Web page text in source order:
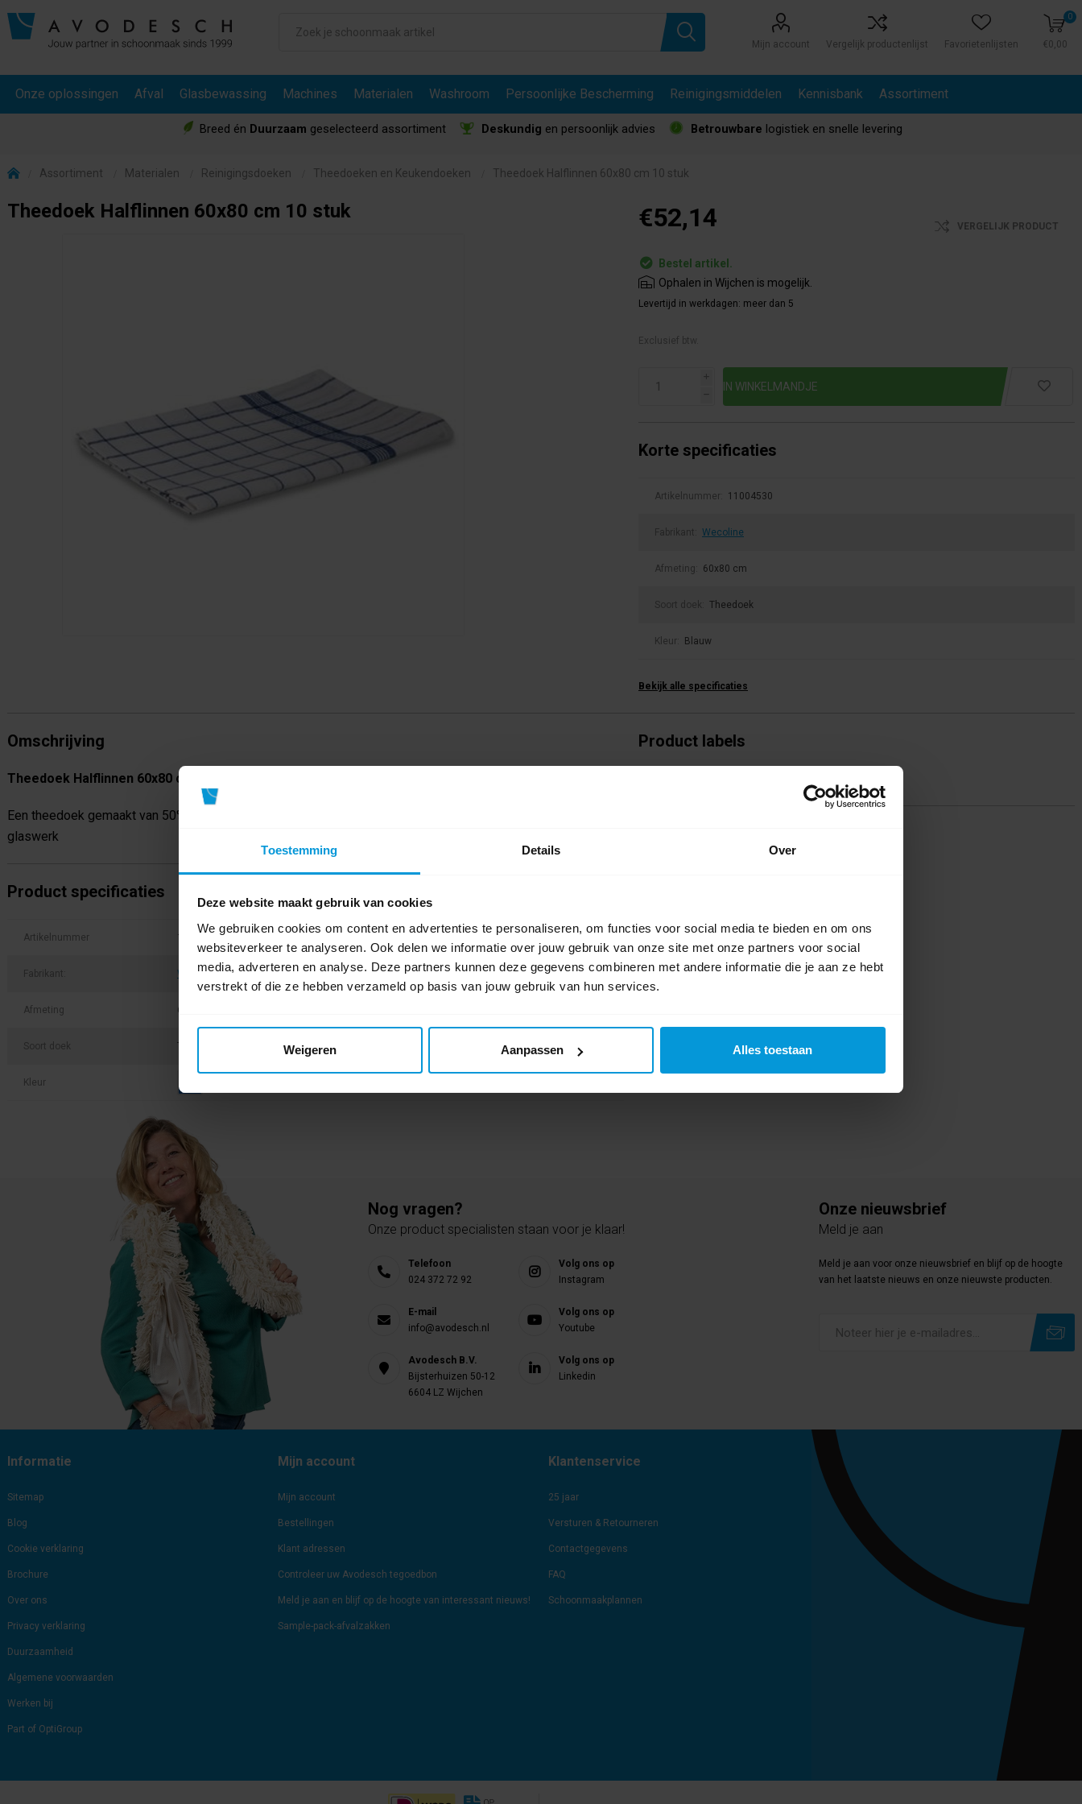
Toestemming Details Over
Deze website maakt gebruik van cookies
We gebruiken cookies om content en advertenties te personaliseren, om functies voor social media te bieden en om ons
websiteverkeer te analyseren. Ook delen we informatie over jouw gebruik van onze site met onze partners voor social
media, adverteren en analyse. Deze partners kunnen deze gegevens combineren met andere informatie die je aan ze hebt
verstrekt of die ze hebben verzameld op basis van jouw gebruik van hun services.
Weigeren Aanpassen Alles toestaan
Mijn account Vergelijk productenlijst Favorietenlijsten
0
€0,00
Onze oplossingen Afval Glasbewassing Machines Materialen Washroom Persoonlijke Bescherming Reinigingsmiddelen Kennisbank Assortiment
Breed én Duurzaam geselecteerd assortiment Deskundig en persoonlijk advies Betrouwbare logistiek en snelle levering
Assortiment Materialen Reinigingsdoeken Theedoeken en Keukendoeken Theedoek Halflinnen 60x80 cm 10 stuk
Theedoek Halflinnen 60x80 cm 10 stuk €52,14 VERGELIJK PRODUCT
Bestel artikel.
Ophalen in Wijchen is mogelijk.
Levertijd in werkdagen: meer dan 5
Exclusief btw.
i
h
Korte specificaties
Artikelnummer: 11004530
Fabrikant: Wecoline
Afmeting: 60x80 cm
Soort doek: Theedoek
Kleur: Blauw
Bekijk alle specificaties
Omschrijving
Theedoek Halflinnen 60x80 cm 10 stuks
Een theedoek gemaakt van 50% linnen en 50% katoen. Dit maakt hem zeer geschikt voor het poleren van
glaswerk
Product specificaties
Artikelnummer 11004530
Fabrikant: Wecoline
Afmeting 60x80 cm
Soort doek Theedoek
Kleur
Product labels
Nog vragen?
Onze product specialisten staan voor je klaar!
Telefoon
024 372 72 92
E-mail
info@avodesch.nl
Avodesch B.V.
Bijsterhuizen 50-12
6604 LZ Wijchen
Volg ons op
Instagram
Volg ons op
Youtube
Volg ons op
Linkedin
Onze nieuwsbrief
Meld je aan
Meld je aan voor onze nieuwsbrief en blijf op de hoogte
van het laatste nieuws en onze nieuwste producten.
Informatie
Sitemap
Blog
Cookie verklaring
Brochure
Over ons
Privacy verklaring
Duurzaamheid
Algemene voorwaarden
Werken bij
Part of OptiGroup
Mijn account
Mijn account
Bestellingen
Klant adressen
Controleer uw Avodesch tegoedbon
Meld je aan en blijf op de hoogte van interessant nieuws!
Sample-pack-afvalzakken
Klantenservice
25 jaar
Versturen & Retourneren
Contactgegevens
FAQ
Schoonmaakplannen